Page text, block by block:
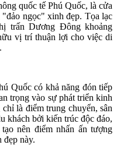
quốc tế Phú Quốc, là cửa
ngọc" xinh đẹp. Tọa lạc
trấn Dương Đông khoảng
vị trí thuận lợi cho việc di
Quốc có khả năng đón tiếp
trọng vào sự phát triển kinh
là điểm trung chuyển, sân
khách bởi kiến trúc độc đáo,
nên điểm nhấn ấn tượng
đẹp này.